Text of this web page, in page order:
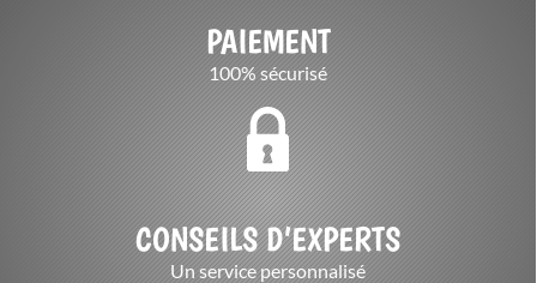
PAIEMENT
100% sécurisé
CONSEILS D’EXPERTS
Un service personnalisé